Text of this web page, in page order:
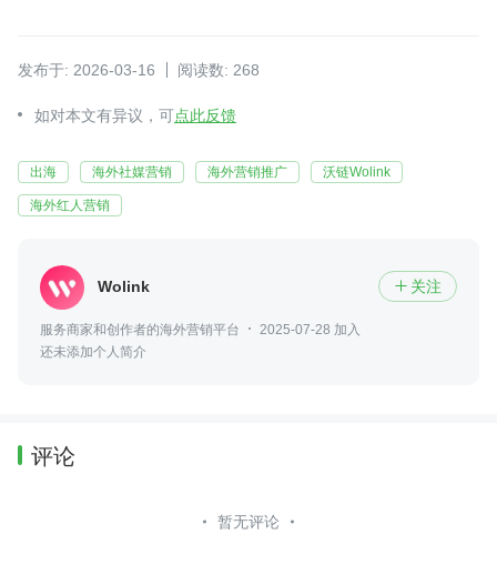
发布于: 2026-03-16 阅读数: 268
如对本文有异议，可点此反馈
出海 海外社媒营销 海外营销推广 沃链Wolink
海外红人营销
Wolink  关注
服务商家和创作者的海外营销平台
2025-07-28 加入
还未添加个人简介
评论
暂无评论